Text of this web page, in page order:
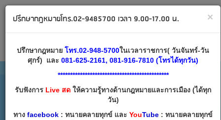
Email:decha007@decha.com
เข้าสู่ระบบ สมัครสมาชิก
×
ปรึกษากฎหมายโทร.02-9485700 เวลา 9.00-17.00 น.
ปรึกษากฎหมาย โทร.02-948-5700ในเวลาราชการ( วันจันทร์-วัน
ศุกร์) และ 081-625-2161, 081-916-7810 (โทรได้ทุกวัน)
*********************************************
รับฟังการ Live สด ให้ความรู้ทางด้านกฎหมายและการเมือง (ได้ทุก
วัน)
ทาง facebook : ทนายคลายทุกข์ และ YouTube : ทนายคลายทุกข์